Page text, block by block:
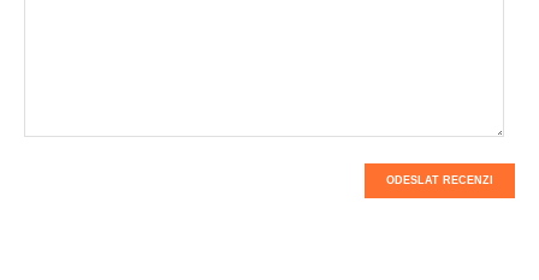
ODESLAT RECENZI